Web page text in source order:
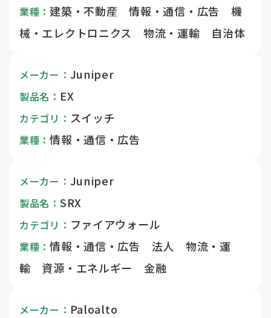
業種：建築・不動産 情報・通信・広告 機
械・エレクトロニクス 物流・運輸 自治体
メーカー： Juniper
製品名： EX
カテゴリ： スイッチ
業種：情報・通信・広告
メーカー： Juniper
製品名： SRX
カテゴリ： ファイアウォール
業種：情報・通信・広告 法人 物流・運
輸 資源・エネルギー 金融
メーカー： Paloalto